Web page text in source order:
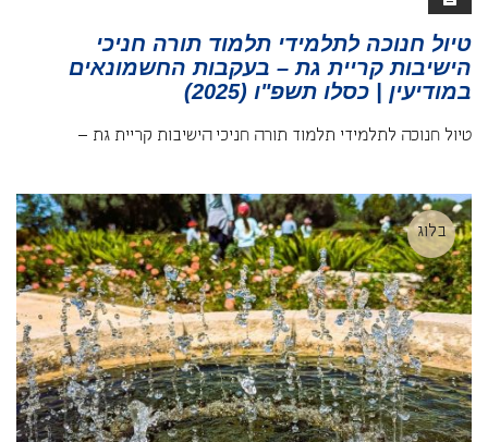
טיול חנוכה לתלמידי תלמוד תורה חניכי
הישיבות קריית גת – בעקבות החשמונאים
במודיעין | כסלו תשפ"ו (2025)
טיול חנוכה לתלמידי תלמוד תורה חניכי הישיבות קריית גת –
בלוג